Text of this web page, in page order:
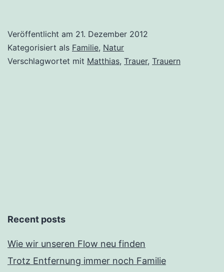
Veröffentlicht am 21. Dezember 2012
Kategorisiert als Familie, Natur
Verschlagwortet mit Matthias, Trauer, Trauern
Recent posts
Wie wir unseren Flow neu finden
Trotz Entfernung immer noch Familie